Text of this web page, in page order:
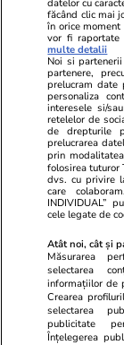
Încă o
lângă
cu o dronă
TRENDING
Horoscop
probleme
sine, iar
datelor cu
făcând clic mai
în orice
vor fi raportate
multe detalii
Noi si
partenere,
prelucram date
personaliza
interesele si/
retelelor de
de drepturile
prelucrarea
prin
folosirea tuturor
dvs. cu privire
care
INDIVIDUAL”
cele legate de
Atât noi, cât și
Măsurarea
selectarea
informațiilor de
Crearea
selectarea
publicitate
Înțelegerea